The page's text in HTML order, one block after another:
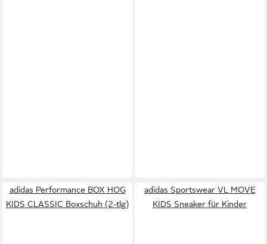
adidas Performance BOX HOG
KIDS CLASSIC Boxschuh (2-tlg)
adidas Sportswear VL MOVE
KIDS Sneaker für Kinder